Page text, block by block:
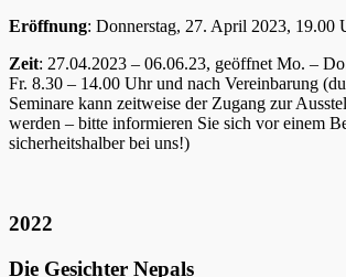
Eröffnung: Donnerstag, 27. April 2023, 19.00
Zeit: 27.04.2023 – 06.06.23, geöffnet Mo. –
Fr. 8.30 – 14.00 Uhr und nach Vereinbarung
Seminare kann zeitweise der Zugang zur
werden – bitte informieren Sie sich vor einem
sicherheitshalber bei uns!)
2022
Die Gesichter Nepals